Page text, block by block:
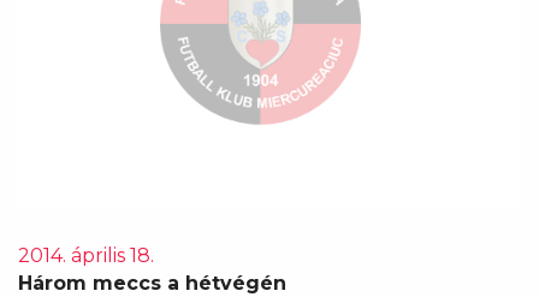
2014. április 18.
Három meccs a hétvégén